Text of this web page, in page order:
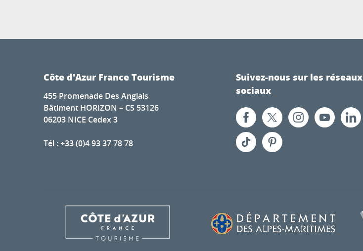
Côte d'Azur France Tourisme
455 Promenade Des Anglais
Bâtiment HORIZON – CS 53126
06203 NICE Cedex 3
Tél : +33 (0)4 93 37 78 78
Suivez-nous sur les réseaux
sociaux